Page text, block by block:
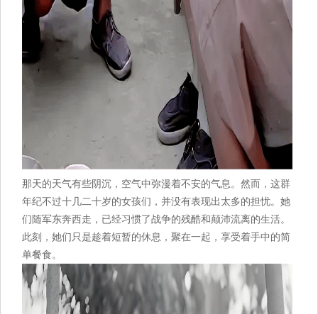
那天的天气有些阴沉，空气中弥漫着不安的气息。然而，这群
年纪不过十几二十岁的女孩们，并没有表现出太多的担忧。她
们随军东奔西走，已经习惯了战争的残酷和颠沛流离的生活。
此刻，她们只是趁着短暂的休息，聚在一起，享受着手中的简
单餐食。